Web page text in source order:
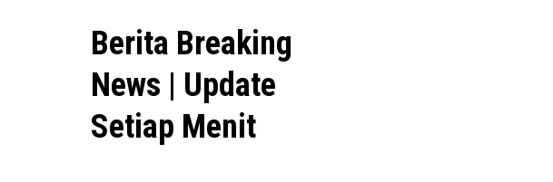
Berita Breaking
News | Update
Setiap Menit